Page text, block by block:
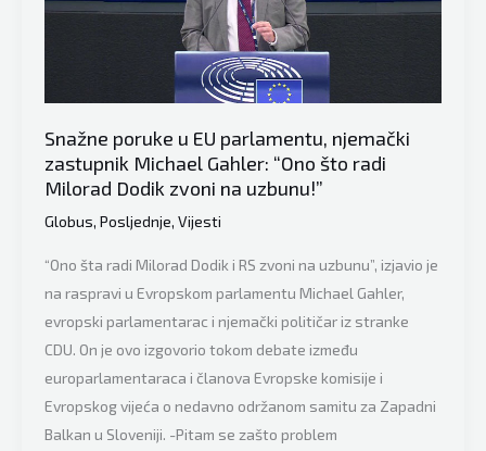
u
OHR-
u
punom
kapacitetu!
Snažne poruke u EU parlamentu, njemački
zastupnik Michael Gahler: “Ono što radi
Milorad Dodik zvoni na uzbunu!”
Globus, Posljednje, Vijesti
“Ono šta radi Milorad Dodik i RS zvoni na uzbunu”, izjavio je
na raspravi u Evropskom parlamentu Michael Gahler,
evropski parlamentarac i njemački političar iz stranke
CDU. On je ovo izgovorio tokom debate između
europarlamentaraca i članova Evropske komisije i
Evropskog vijeća o nedavno održanom samitu za Zapadni
Balkan u Sloveniji. -Pitam se zašto problem